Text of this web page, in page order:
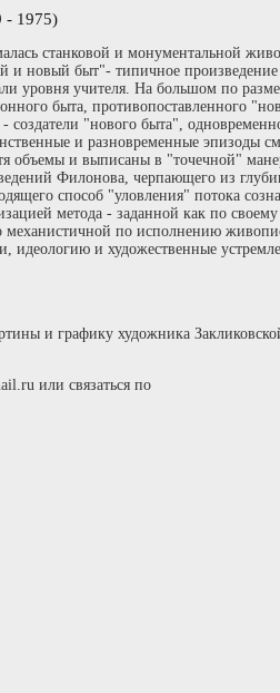
1975)
станковой и монументальной
и новый быт"- типичное
уровня учителя. На большом по
быта, противопоставленного
создатели "нового быта",
и разновременные эпизоды
объемы и выписаны в "точечной"
Филонова, черпающего из
способ "уловления" потока
метода - заданной как по
по исполнению
идеологию и художественные
и графику художника
или связаться по